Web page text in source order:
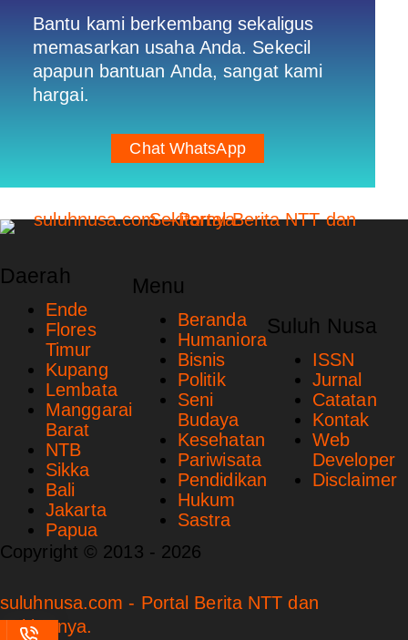
Bantu kami berkembang sekaligus
memasarkan usaha Anda. Sekecil
apapun bantuan Anda, sangat kami
hargai.
Chat WhatsApp
Daerah
Ende
Flores
Timur
Kupang
Lembata
Manggarai
Barat
NTB
Sikka
Bali
Jakarta
Papua
Menu
Beranda
Humaniora
Bisnis
Politik
Seni
Budaya
Kesehatan
Pariwisata
Pendidikan
Hukum
Sastra
Suluh Nusa
ISSN
Jurnal
Catatan
Kontak
Web
Developer
Disclaimer
Copyright © 2013 - 2026
suluhnusa.com - Portal Berita NTT dan
Sekitarnya.